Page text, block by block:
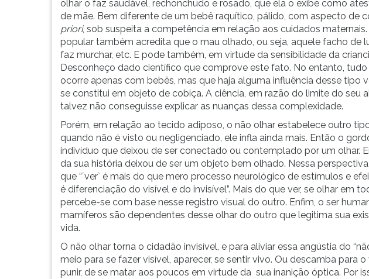
olhar o faz saudável, rechonchudo e rosado, que ela o exibe como
de mãe. Bem diferente de um bebê raquítico, pálido, com aspecto de
priori, sob suspeita a competência em relação aos cuidados
popular também acredita que o mau olhado, ou seja, aquele facho de
faz murchar, etc. E pode também, em virtude da sensibilidade da
Desconheço dado científico que comprove este fato. No entanto, tudo
ocorre apenas com bebês, mas que haja alguma influência desse tipo
se constitui em objeto de cobiça. A ciência, em razão do limite do seu
talvez não conseguisse explicar as nuanças dessa complexidade.
Porém, em relação ao tecido adiposo, o não olhar estabelece outro
quando não é visto ou negligenciado, ele infla ainda mais. Então o
indivíduo que deixou de ser conectado ou contemplado por um olhar.
da sua história deixou de ser um objeto bem olhado. Nessa
que “´ver` é mais do que mero processo neurológico de estímulos e
é diferenciação do visível e do invisível”. Mais do que ver, se olhar em
percebe-se com base nesse registro visual do outro. Enfim, o ser
mamíferos são dependentes desse olhar do outro que legitima sua
vida.
O não olhar torna o cidadão invisível, e para aliviar essa angústia do
meio para se fazer visível, aparecer, se sentir vivo. Ou descamba para
punir, de se matar aos poucos em virtude da sua inanição óptica. Por